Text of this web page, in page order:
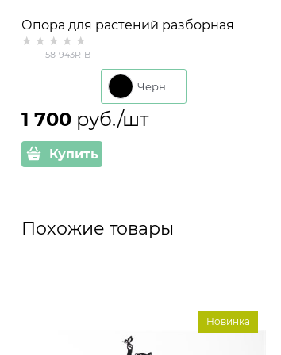
Опора для растений разборная
металлическая круглая 58-943R
высота 88 см
58-943R-B
1 700 руб./шт
Купить
Похожие товары
Новинка